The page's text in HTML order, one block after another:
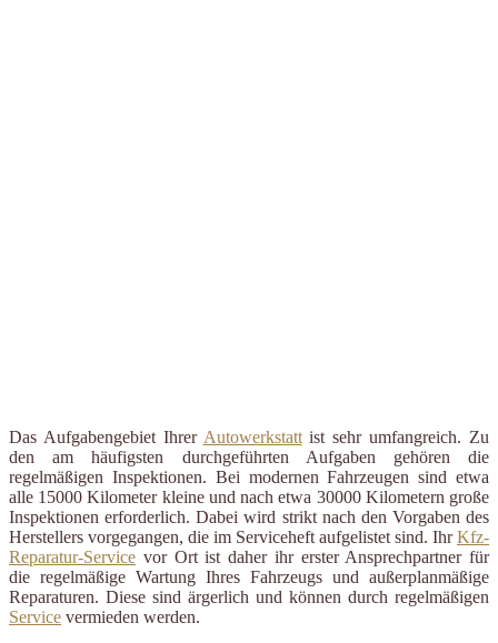
Das Aufgabengebiet Ihrer Autowerkstattist sehr umfangreich. Zu
den am häufigsten durchgeführten Aufgaben gehören die
regelmäßigen Inspektionen. Bei modernen Fahrzeugen sind etwa
alle 15000 Kilometer kleine und nach etwa 30000 Kilometern große
Inspektionen erforderlich. Dabei wird strikt nach den Vorgaben des
Herstellers vorgegangen, die im Serviceheft aufgelistet sind. IhrKfz-
Reparatur-Service vor Ort ist daher ihr erster Ansprechpartner für
die regelmäßige Wartung Ihres Fahrzeugs und außerplanmäßige
Reparaturen. Diese sind ärgerlich und können durch regelmäßigen
Service vermieden werden.